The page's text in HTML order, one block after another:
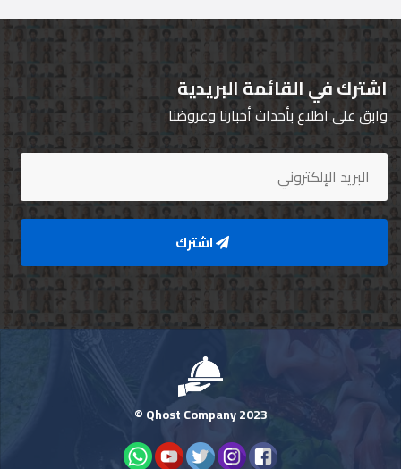
اشترك في القائمة البريدية
وابق على اطلاع بأحداث أخبارنا وعروضنا
اشترك
Qhost Company 2023 ©